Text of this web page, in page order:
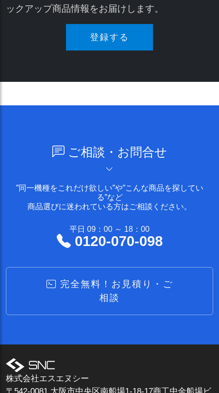
ックアップ商品情報をお届けします。
登録する
ご相談・お問合せ
”同一機種をこれだけ欲しい”や”こんな商品を探してい
る”など
商品選びに迷われている方はご相談ください。
平日 09：00 ～ 18：00
0120-070-098
完全無料！お見積り・ご
相談
株式会社エスエヌシー
〒542-0081 大阪市中央区南船場1-18-17商工中金船場ビ